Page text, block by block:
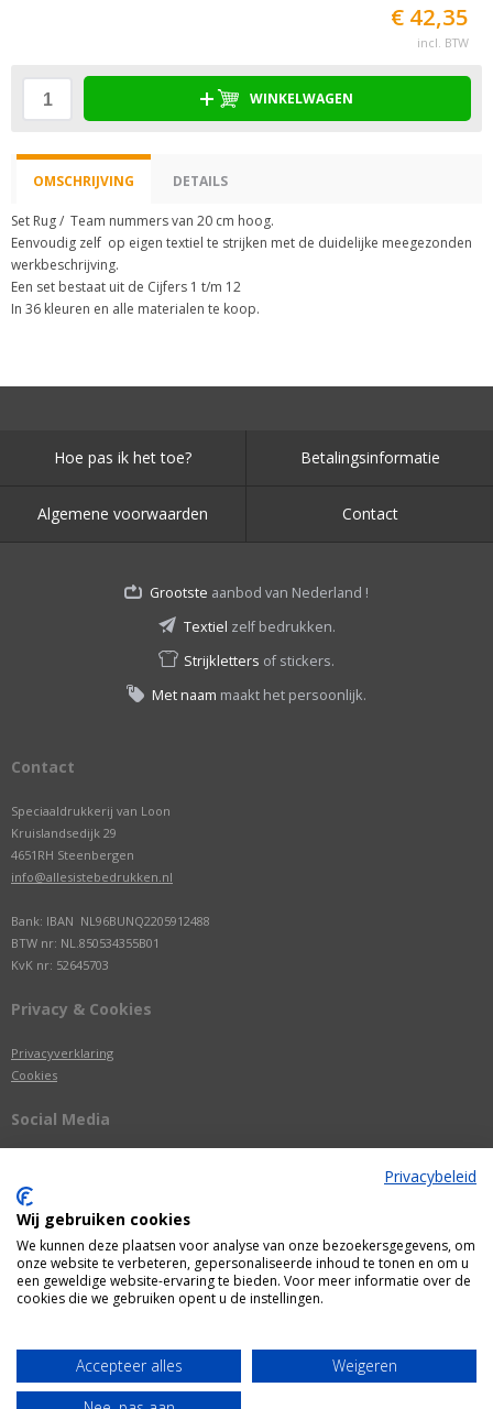
€ 42,35
incl. BTW
WINKELWAGEN
OMSCHRIJVING DETAILS
Set Rug / Team nummers van 20 cm hoog.
Eenvoudig zelf op eigen textiel te strijken met de duidelijke meegezonden
werkbeschrijving.
Een set bestaat uit de Cijfers 1 t/m 12
In 36 kleuren en alle materialen te koop.
Hoe pas ik het toe? Betalingsinformatie
Algemene voorwaarden Contact
Grootste aanbod van Nederland !
Textiel zelf bedrukken.
Strijkletters of stickers.
Met naam maakt het persoonlijk.
Contact
Speciaaldrukkerij van Loon
Kruislandsedijk 29
4651RH Steenbergen
info@allesistebedrukken.nl
Bank: IBAN NL96BUNQ2205912488
BTW nr: NL.850534355B01
KvK nr: 52645703
Privacy & Cookies
Privacyverklaring
Cookies
Social Media
Webshop door
Privacybeleid
Wij gebruiken cookies
We kunnen deze plaatsen voor analyse van onze bezoekersgegevens, om
onze website te verbeteren, gepersonaliseerde inhoud te tonen en om u
een geweldige website-ervaring te bieden. Voor meer informatie over de
cookies die we gebruiken opent u de instellingen.
Accepteer alles
Weigeren